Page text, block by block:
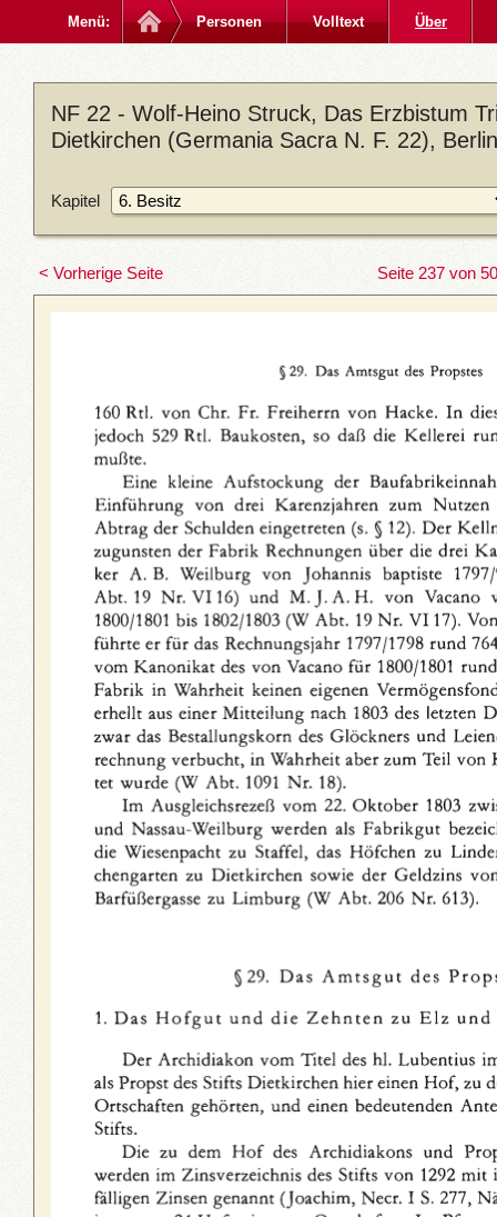
Menü: Personen Volltext Über
NF 22 - Wolf-Heino Struck, Das Erzbistum
Dietkirchen (Germania Sacra N. F. 22),
Kapitel
< Vorherige Seite Seite 237 von